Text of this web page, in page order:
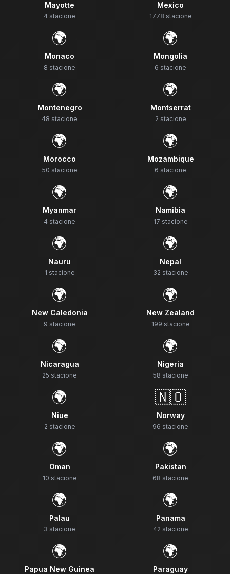
Mayotte
4 stacione
Mexico
1778 stacione
🌍
Monaco
8 stacione
🌍
Mongolia
6 stacione
🌍
Montenegro
48 stacione
🌍
Montserrat
2 stacione
🌍
Morocco
50 stacione
🌍
Mozambique
6 stacione
🌍
Myanmar
4 stacione
🌍
Namibia
17 stacione
🌍
Nauru
1 stacione
🌍
Nepal
32 stacione
🌍
New Caledonia
9 stacione
🌍
New Zealand
199 stacione
🌍
Nicaragua
25 stacione
🌍
Nigeria
58 stacione
🌍
Niue
2 stacione
🇳🇴
Norway
96 stacione
🌍
Oman
10 stacione
🌍
Pakistan
68 stacione
🌍
Palau
3 stacione
🌍
Panama
42 stacione
🌍
Papua New Guinea
🌍
Paraguay